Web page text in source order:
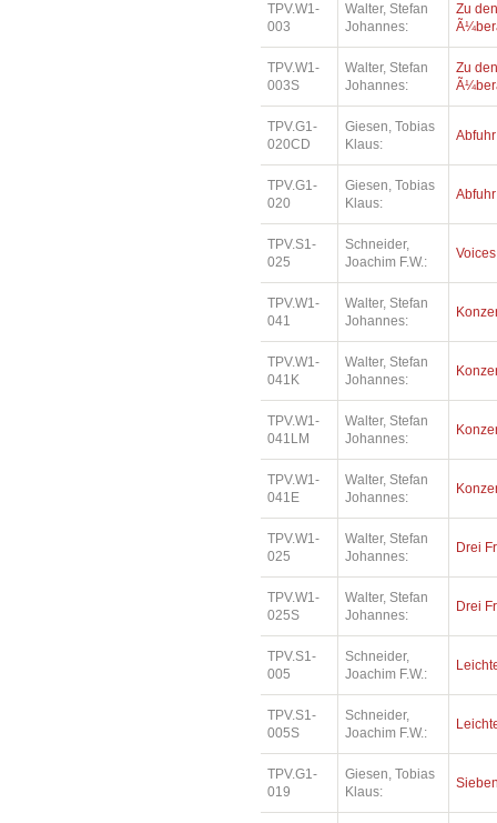
TPV.W1-
003
Walter, Stefan
Johannes:
Zu
TPV.W1-
003S
Walter, Stefan
Johannes:
Zu
TPV.G1-
020CD
Giesen, Tobias
Klaus:
Abfuhr
TPV.G1-
020
Giesen, Tobias
Klaus:
Abfuhr
TPV.S1-
025
Schneider,
Joachim F.W.:
TPV.W1-
041
Walter, Stefan
Johannes:
TPV.W1-
041K
Walter, Stefan
Johannes:
TPV.W1-
041LM
Walter, Stefan
Johannes:
TPV.W1-
041E
Walter, Stefan
Johannes:
TPV.W1-
025
Walter, Stefan
Johannes:
Drei
TPV.W1-
025S
Walter, Stefan
Johannes:
Drei
TPV.S1-
005
Schneider,
Joachim F.W.:
TPV.S1-
005S
Schneider,
Joachim F.W.:
TPV.G1-
019
Giesen, Tobias
Klaus: